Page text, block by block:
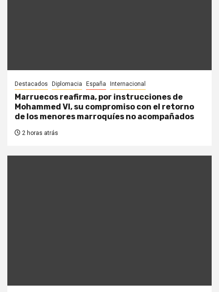
Destacados Diplomacia España Internacional
Marruecos reafirma, por instrucciones de
Mohammed VI, su compromiso con el retorno
de los menores marroquíes no acompañados
2 horas atrás